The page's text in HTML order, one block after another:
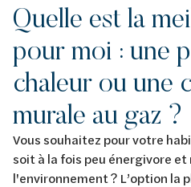
Quelle est la
pour moi : une
chaleur ou une
murale au gaz ?
Vous souhaitez pour votre
soit à la fois peu énergivore
l'environnement ? L’option la